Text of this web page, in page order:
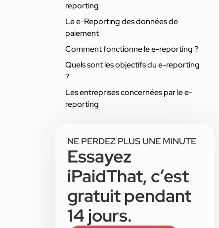
reporting
Le e-Reporting des données de
paiement
Comment fonctionne le e-reporting ?
Quels sont les objectifs du e-reporting
?
Les entreprises concernées par le e-
reporting
NE PERDEZ PLUS UNE MINUTE
Essayez
iPaidThat, c’est
gratuit pendant
14 jours.